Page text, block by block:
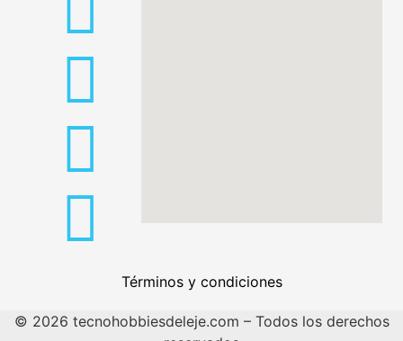
Términos y condiciones
© 2026 tecnohobbiesdeleje.com – Todos los derechos